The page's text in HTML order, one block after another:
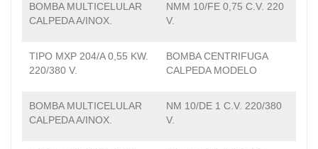
BOMBA MULTICELULAR
CALPEDA A/INOX.
NMM 10/FE 0,75 C.V. 220
V.
TIPO MXP 204/A 0,55 KW.
220/380 V.
BOMBA CENTRIFUGA
CALPEDA MODELO
BOMBA MULTICELULAR
CALPEDA A/INOX.
NM 10/DE 1 C.V. 220/380
V.